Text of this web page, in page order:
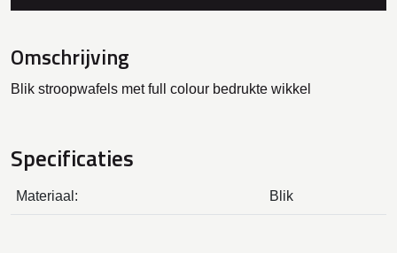
Omschrijving
Blik stroopwafels met full colour bedrukte wikkel
Specificaties
Materiaal: Blik